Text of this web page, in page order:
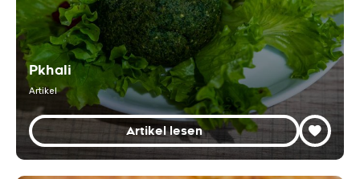
Pkhali
Artikel
Artikel lesen